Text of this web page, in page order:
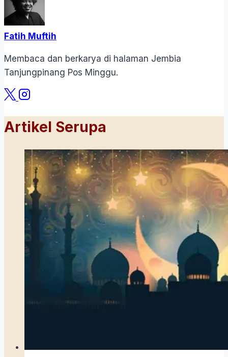
Fatih Muftih
Membaca dan berkarya di halaman Jembia
Tanjungpinang Pos Minggu.
Artikel Serupa